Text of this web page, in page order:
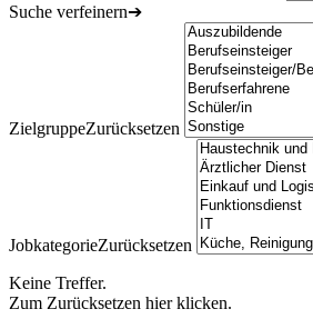
Suche verfeinern➔
ZielgruppeZurücksetzen
JobkategorieZurücksetzen
Keine Treffer.
Zum Zurücksetzen hierklicken.